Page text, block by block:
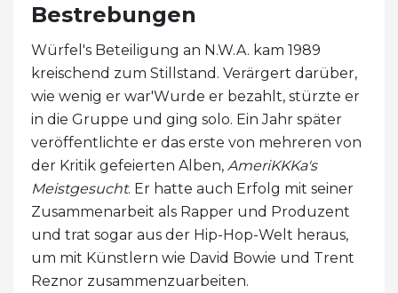
Bestrebungen
Würfel's Beteiligung an N.W.A. kam 1989
kreischend zum Stillstand. Verärgert darüber,
wie wenig er war'Wurde er bezahlt, stürzte er
in die Gruppe und ging solo. Ein Jahr später
veröffentlichte er das erste von mehreren von
der Kritik gefeierten Alben, AmeriKKKa's
Meistgesucht. Er hatte auch Erfolg mit seiner
Zusammenarbeit als Rapper und Produzent
und trat sogar aus der Hip-Hop-Welt heraus,
um mit Künstlern wie David Bowie und Trent
Reznor zusammenzuarbeiten.